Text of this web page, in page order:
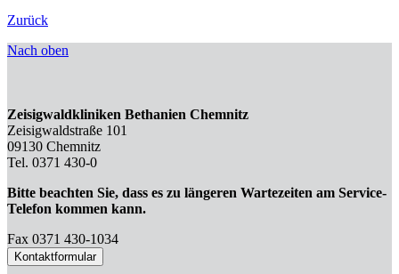
Zurück
Nach oben
Zeisigwaldkliniken Bethanien Chemnitz
Zeisigwaldstraße 101
09130 Chemnitz
Tel. 0371 430-0
Bitte beachten Sie, dass es zu längeren Wartezeiten am Service-
Telefon kommen kann.
Fax 0371 430-1034
Kontaktformular